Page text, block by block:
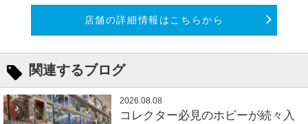
店舗の詳細情報はこちらから
関連するブログ
2026.08.08
コレクター必見のホビーが続々入